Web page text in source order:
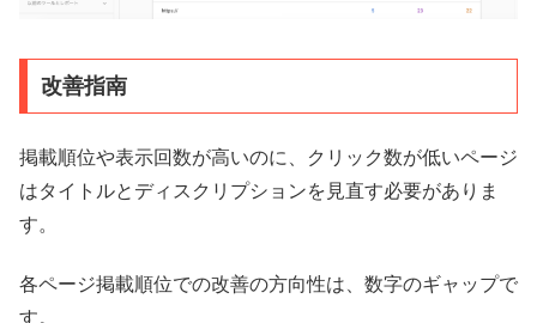
改善指南
掲載順位や表示回数が高いのに、クリック数が低いページ
はタイトルとディスクリプションを見直す必要がありま
す。
各ページ掲載順位での改善の方向性は、数字のギャップで
す。